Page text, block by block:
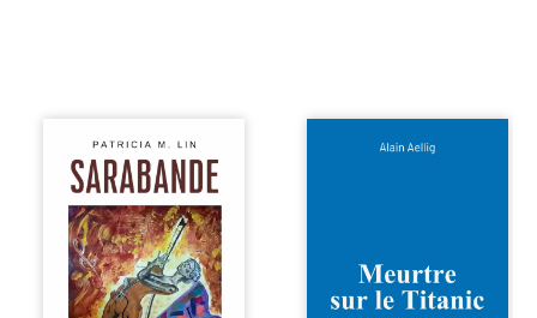
Aux chants
crépitants de l’été,
Sous le silence
ouaté de la neige
en hiver, Au cours
de nuits pâles,
Dans la clarté
bienveillante de la
lune, Rêves,
Et si le naufrage
en 1912, un
meurtre est
commis. Le drame